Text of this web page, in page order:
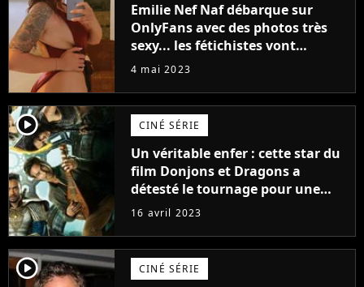
Emilie Nef Naf débarque sur
OnlyFans avec des photos très
sexy... les fétichistes vont
prendre leur pied !
4 mai 2023
player2 CINÉ SÉRIE
Un véritable enfer : cette star du
film Donjons et Dragons a
détesté le tournage pour une
raison très spéciale
16 avril 2023
player2 CINÉ SÉRIE